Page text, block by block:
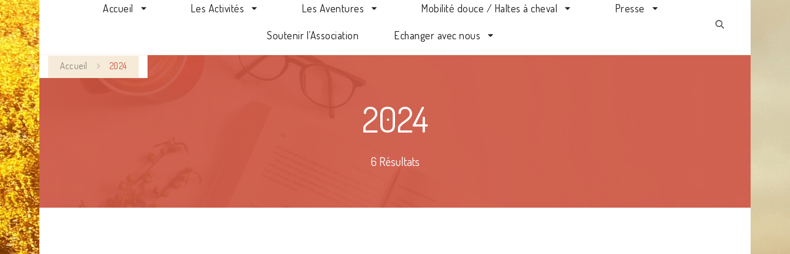
Accueil Les Activités Les Aventures Mobilité douce / Haltes à cheval Presse
Soutenir l’Association Echanger avec nous
Accueil 2024
2024
6 Résultats